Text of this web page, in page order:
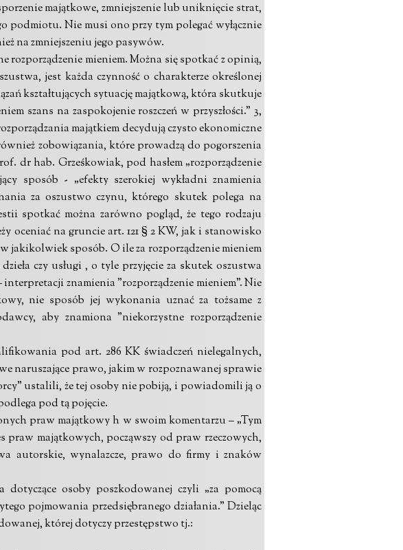
majątkowe, zmniejszenie lub uniknięcie strat,
Nie musi ono przy tym polegać wyłącznie
na zmniejszeniu jego pasywów.
rozporządzenie mieniem. Można się spotkać z opinią,
jest każda czynność o charakterze określonej
kształtujących sytuację majątkową, która skutkuje
szans na zaspokojenie roszczeń w przyszłości.” 3,
majątkiem decydują czysto ekonomiczne
zobowiązania, które prowadzą do pogorszenia
dr hab. Grześkowiak, pod hasłem „rozporządzenie
sposób - „efekty szerokiej wykładni znamienia
za oszustwo czynu, którego skutek polega na
spotkać można zarówno pogląd, że tego rodzaju
oceniać na gruncie art. 121 § 2 KW, jak i stanowisko
jakikolwiek sposób. O ile za rozporządzenie mieniem
czy usługi , o tyle przyjęcie za skutek oszustwa
znamienia "rozporządzenie mieniem". Nie
nie sposób jej wykonania uznać za tożsame z
aby znamiona "niekorzystne rozporządzenie
pod art. 286 KK świadczeń nielegalnych,
naruszające prawo, jakim w rozpoznawanej sprawie
ustalili, że tej osoby nie pobiją, i powiadomili ją o
pod tą pojęcie.
praw majątkowy h w swoim komentarzu – „Tym
praw majątkowych, począwszy od praw rzeczowych,
autorskie, wynalazcze, prawo do firmy i znaków
osoby poszkodowanej czyli „za pomocą
pojmowania przedsiębranego działania.” Dzieląc
której dotyczy przestępstwo tj.: